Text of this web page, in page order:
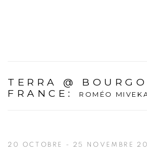
TERRA @
FRANCE : ROMÉO
20 OCTOBRE - 25 NOVEMBRE